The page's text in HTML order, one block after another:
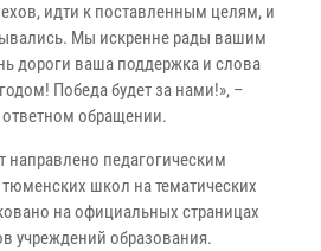
идти к поставленным целям, и
Мы искренне рады вашим
дороги ваша поддержка и слова
Победа будет за нами!», –
обращении.
направлено педагогическим
школ на тематических
на официальных страницах
учреждений образования.